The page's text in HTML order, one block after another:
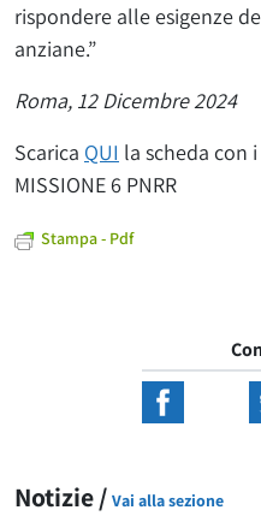
rispondere alle esigenze
anziane.”
Roma, 12 Dicembre 2024
Scarica QUI la scheda con
MISSIONE 6 PNRR
Stampa - Pdf
Notizie / Vai alla sezione